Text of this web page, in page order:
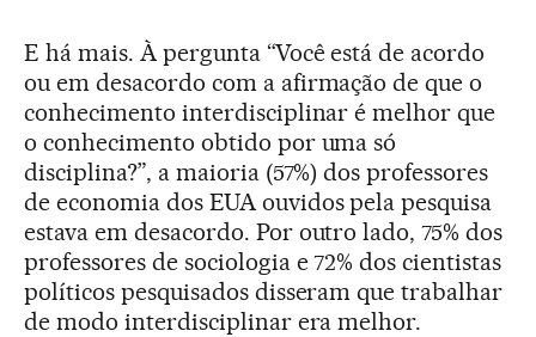
E há mais. À pergunta “Você está de acordo
ou em desacordo com a afirmação de que o
conhecimento interdisciplinar é melhor que
o conhecimento obtido por uma só
disciplina?”, a maioria (57%) dos professores
de economia dos EUA ouvidos pela pesquisa
estava em desacordo. Por outro lado, 75% dos
professores de sociologia e 72% dos cientistas
políticos pesquisados disseram que trabalhar
de modo interdisciplinar era melhor.